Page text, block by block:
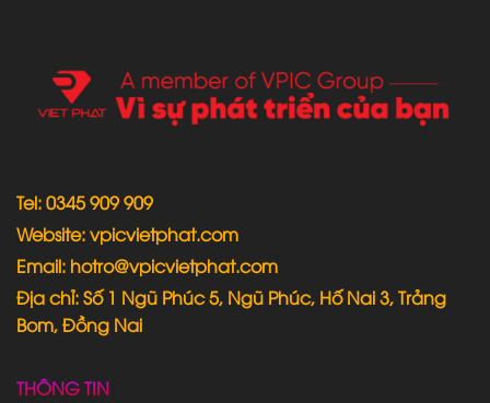
Tel: 0345 909 909
Website: vpicvietphat.com
Email: hotro@vpicvietphat.com
Địa chỉ: Số 1 Ngũ Phúc 5, Ngũ Phúc, Hố Nai 3, Trảng
Bom, Đồng Nai
THÔNG TIN